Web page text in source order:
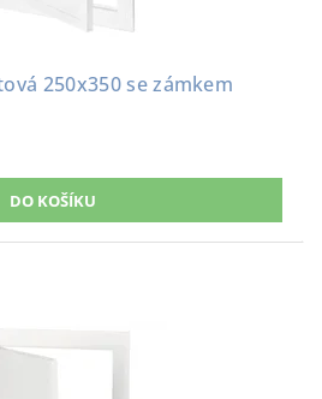
250x350 se zámkem